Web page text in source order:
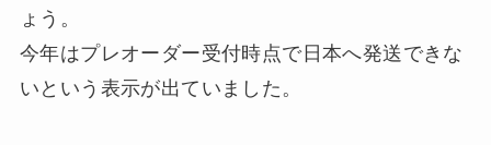
ょう。
今年はプレオーダー受付時点で日本へ発送できな
いという表示が出ていました。